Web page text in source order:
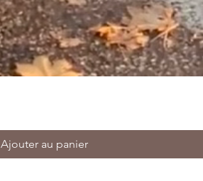
Ajouter au panier